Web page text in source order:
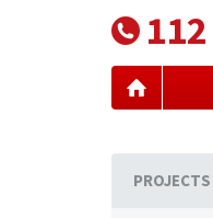
112
PROJECTS